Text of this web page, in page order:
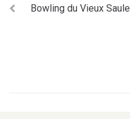
Bowling du Vieux Saule